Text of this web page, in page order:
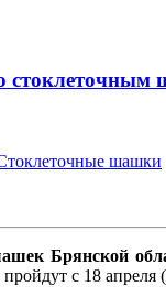
шашки
Брянской
с 18 апреля